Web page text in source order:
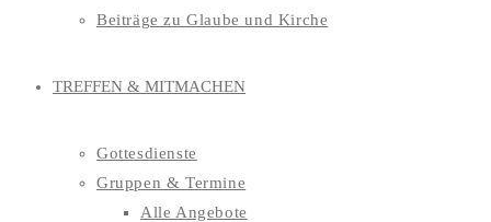
Beiträge zu Glaube und Kirche
TREFFEN & MITMACHEN
Gottesdienste
Gruppen & Termine
Alle Angebote